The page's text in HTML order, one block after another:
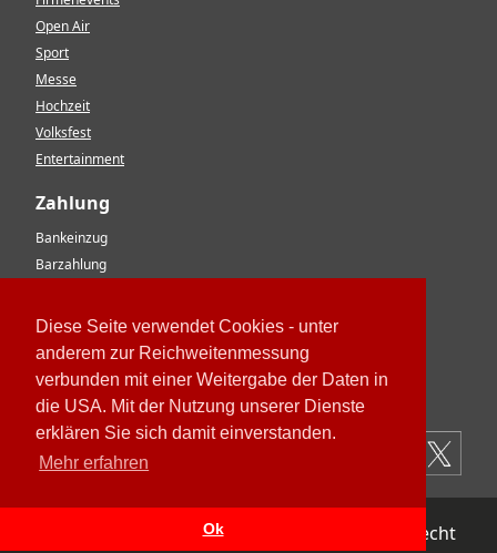
Diese Seite verwendet Cookies - unter
anderem zur Reichweitenmessung
verbunden mit einer Weitergabe der Daten in
die USA. Mit der Nutzung unserer Dienste
erklären Sie sich damit einverstanden.
Mehr erfahren
Ok
Open Air
Sport
Messe
Hochzeit
Volksfest
Entertainment
Zahlung
Bankeinzug
Barzahlung
EC-Karte
Kreditkarte
Rechnung
Paypal
Datenschutz Widerrufsrecht